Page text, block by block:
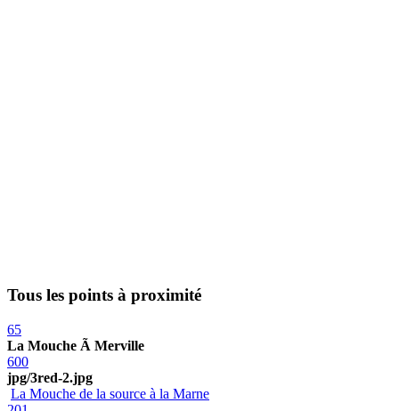
Tous les points à proximité
65
La Mouche Ã Merville
600
jpg/3red-2.jpg
La Mouche de la source à la Marne